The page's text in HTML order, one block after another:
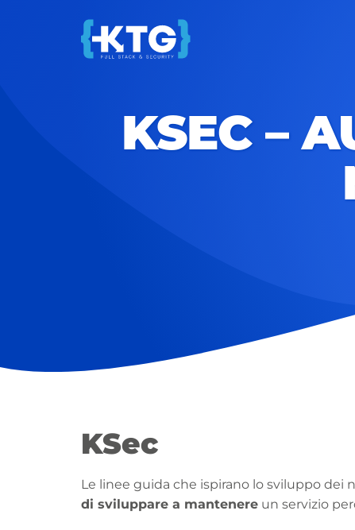
KSEC –
KSec
Le linee guida che ispirano lo sviluppo dei
di sviluppare a mantenere un servizio